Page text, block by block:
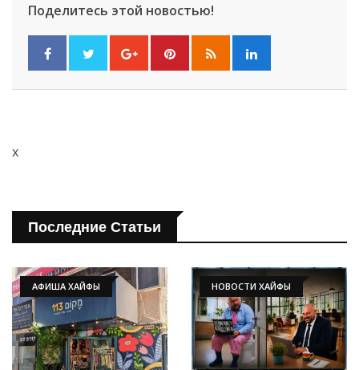
Поделитесь этой новостью!
x
Последние Статьи
АФИША ХАЙФЫ НОВОСТИ ХАЙФЫ